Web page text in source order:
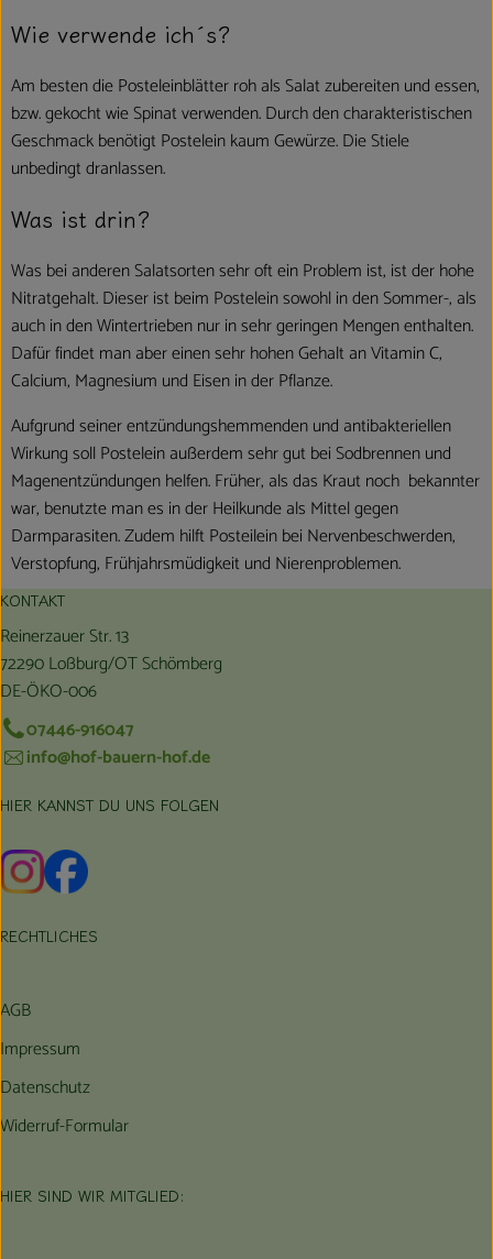
Wie verwende ich´s?
Am besten die Posteleinblätter roh als Salat zubereiten und essen,
bzw. gekocht wie Spinat verwenden. Durch den charakteristischen
Geschmack benötigt Postelein kaum Gewürze. Die Stiele
unbedingt dranlassen.
Was ist drin?
Was bei anderen Salatsorten sehr oft ein Problem ist, ist der hohe
Nitratgehalt. Dieser ist beim Postelein sowohl in den Sommer-, als
auch in den Wintertrieben nur in sehr geringen Mengen enthalten.
Dafür findet man aber einen sehr hohen Gehalt an Vitamin C,
Calcium, Magnesium und Eisen in der Pflanze.
Aufgrund seiner entzündungshemmenden und antibakteriellen
Wirkung soll Postelein außerdem sehr gut bei Sodbrennen und
Magenentzündungen helfen. Früher, als das Kraut noch bekannter
war, benutzte man es in der Heilkunde als Mittel gegen
Darmparasiten. Zudem hilft Posteilein bei Nervenbeschwerden,
Verstopfung, Frühjahrsmüdigkeit und Nierenproblemen.
KONTAKT
Reinerzauer Str. 13
72290 Loßburg/OT Schömberg
DE-ÖKO-006
07446-916047
info@hof-bauern-hof.de
HIER KANNST DU UNS FOLGEN
Externer Link zu https://www.instagram.com/hofbauernhof/
Externer Link zu https://www.facebook.com/
RECHTLICHES
AGB
Impressum
Datenschutz
Widerruf-Formular
HIER SIND WIR MITGLIED: